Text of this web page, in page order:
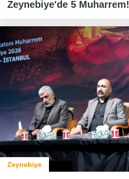
Zeynebiye'de 5 Muharrem!
Zeynebiye